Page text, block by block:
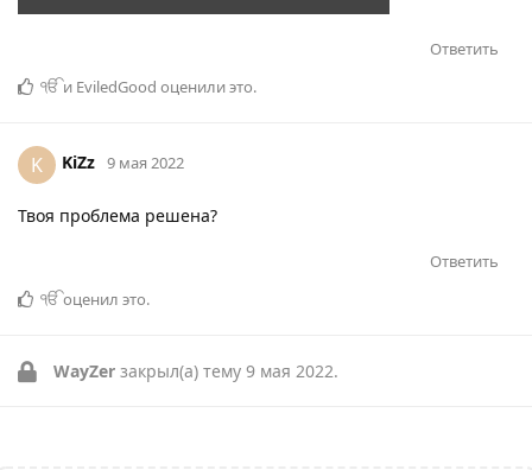
Ответить
ੴи EviledGood оценили это.
K KiZz 9 мая 2022
Твоя проблема решена?
Ответить
ੴоценил это.
WayZer закрыл(а) тему 9 мая 2022.